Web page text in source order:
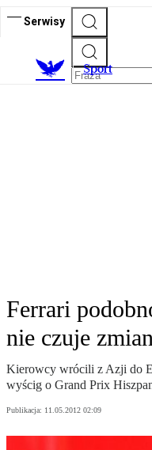
Serwisy
Sport
Ferrari
nie czuje zmian
Kierowcy wrócili z Azji do
wyścig o Grand Prix
Publikacja: 11.05.2012 02:09